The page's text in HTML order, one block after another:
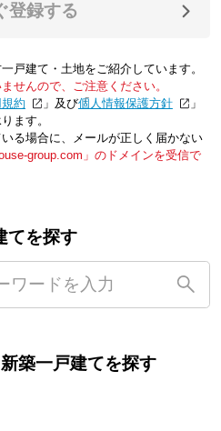
登録する
戸建て・土地をご紹介しています。
せんので、ご注意ください。
約 」及び「個人情報保護方針
」
ます。
る場合に、メールが正しく届かない
group.com」のドメインを受信で
てを探す
築一戸建てを探す